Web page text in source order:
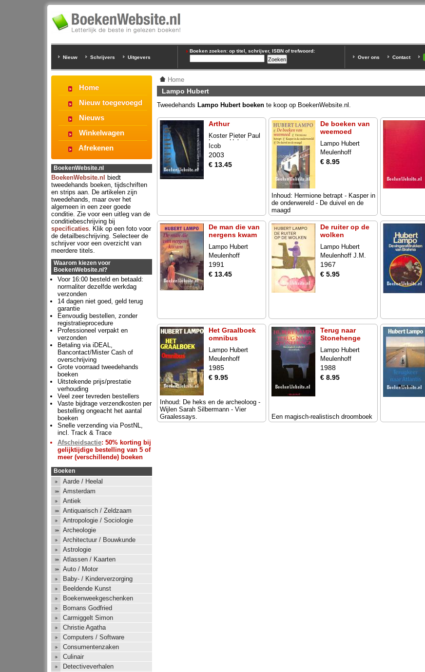
Nieuw Schrijvers Uitgevers
Boeken zoeken: op titel, schrijver, ISBN of trefwoord:
Over ons
Contact
Home
Lampo Hubert
Tweedehands Lampo Hubert boeken te koop op BoekenWebsite.nl.
Arthur
Koster Pieter Paul
Lampo Hubert
Icob
2003
€ 13.45
De boeken van
weemoed
Lampo Hubert
Meulenhoff
€ 8.95
Inhoud: Hermione betrapt - Kasper in
de onderwereld - De duivel en de
maagd
De man die van
nergens kwam
Lampo Hubert
Meulenhoff
1991
€ 13.45
De ruiter op de
wolken
Lampo Hubert
Meulenhoff J.M.
1967
€ 5.95
Het Graalboek
omnibus
Lampo Hubert
Meulenhoff
1985
€ 9.95
Inhoud: De heks en de archeoloog -
Wijlen Sarah Silbermann - Vier
Graalessays.
Terug naar
Stonehenge
Lampo Hubert
Meulenhoff
1988
€ 8.95
Een magisch-realistisch droomboek
Home
Nieuw toegevoegd
Nieuws
Winkelwagen
Afrekenen
BoekenWebsite.nl
BoekenWebsite.nl
biedt
tweedehands boeken, tijdschriften
en strips aan. De artikelen zijn
tweedehands, maar over het
algemeen in een zeer goede
conditie. Zie voor een uitleg van de
conditiebeschrijving bij
specificaties. Klik op een foto voor
de detailbeschrijving. Selecteer de
schrijver voor een overzicht van
meerdere titels.
Waarom kiezen voor
BoekenWebsite.nl?
Voor 16:00 besteld en betaald:
normaliter dezelfde werkdag
verzonden
14 dagen niet goed, geld terug
garantie
Eenvoudig bestellen, zonder
registratieprocedure
Professioneel verpakt en
verzonden
Betaling via iDEAL,
Bancontact/Mister Cash of
overschrijving
Grote voorraad tweedehands
boeken
Uitstekende prijs/prestatie
verhouding
Veel zeer tevreden bestellers
Vaste bijdrage verzendkosten per
bestelling ongeacht het aantal
boeken
Snelle verzending via PostNL,
incl. Track & Trace
Afscheidsactie: 50% korting bij
gelijktijdige bestelling van 5 of
meer (verschillende) boeken
Boeken
Aarde / Heelal
Amsterdam
Antiek
Antiquarisch / Zeldzaam
Antropologie / Sociologie
Archeologie
Architectuur / Bouwkunde
Astrologie
Atlassen / Kaarten
Auto / Motor
Baby- / Kinderverzorging
Beeldende Kunst
Boekenweekgeschenken
Bomans Godfried
Carmiggelt Simon
Christie Agatha
Computers / Software
Consumentenzaken
Culinair
Detectiveverhalen